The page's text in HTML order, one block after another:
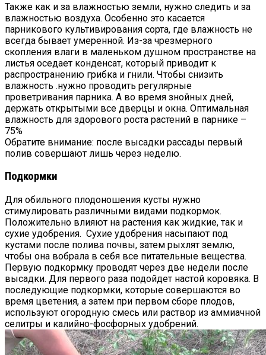
Также как и за влажностью земли, нужно следить и за
влажностью воздуха. Особенно это касается
парникового культивирования сорта, где влажность не
всегда бывает умеренной. Из-за чрезмерного
скопления влаги в маленьком душном пространстве на
листья оседает конденсат, который приводит к
распространению грибка и гнили. Чтобы снизить
влажность .нужно проводить регулярные
проветривания парника. А во время знойных дней,
держать открытыми все дверцы и окна. Оптимальная
влажность для здорового роста растений в парнике –
75%
Обратите внимание: после высадки рассады первый
полив совершают лишь через неделю.
Подкормки
Для обильного плодоношения кусты нужно
стимулировать различными видами подкормок.
Положительно влияют на растения как жидкие, так и
сухие удобрения. Сухие удобрения насыпают под
кустами после полива почвы, затем рыхлят землю,
чтобы она вобрала в себя все питательные вещества.
Первую подкормку проводят через две недели после
высадки. Для первого раза подойдет настой коровяка. В
последующие подкормки, которые совершаются во
время цветения, а затем при первом сборе плодов,
используют огородную смесь или раствор из аммиачной
селитры и калийно-фосфорных удобрений.